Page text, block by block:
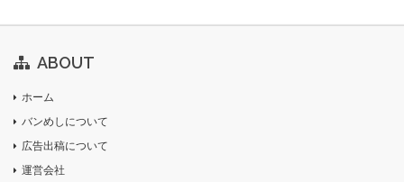
ABOUT
ホーム
バンめしについて
広告出稿について
運営会社